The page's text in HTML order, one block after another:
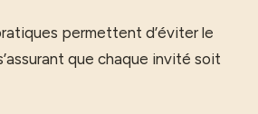
permettent d’éviter le
que chaque invité soit